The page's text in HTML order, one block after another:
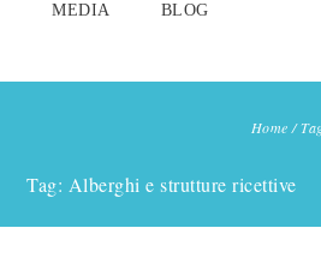
MEDIA BLOG
Home /
Tag: Alberghi e strutture ricettive